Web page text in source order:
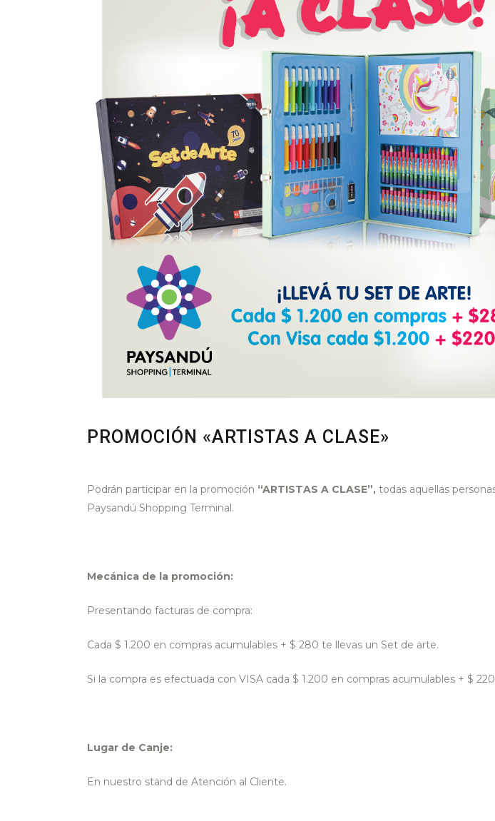
PROMOCIÓN «ARTISTAS A CLASE»
Podrán participar en la promoción “ARTISTAS A CLASE”, todas aquellas
Paysandú Shopping Terminal.
Mecánica de la promoción:
Presentando facturas de compra:
Cada $ 1.200 en compras acumulables + $ 280 te llevas un Set de arte.
Si la compra es efectuada con VISA cada $ 1.200 en compras acumulables + $
Lugar de Canje:
En nuestro stand de Atención al Cliente.